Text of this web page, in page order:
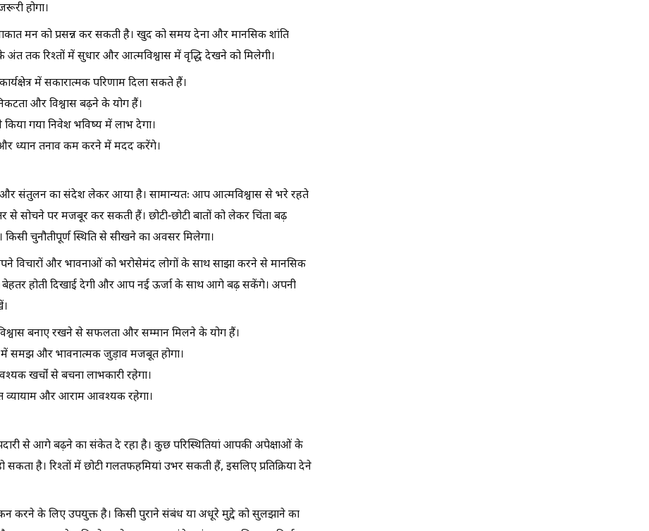
होगा।
मन को प्रसन्न कर सकती है। खुद को समय देना और मानसिक शांति
तक रिश्तों में सुधार और आत्मविश्वास में वृद्धि देखने को मिलेगी।
में सकारात्मक परिणाम दिला सकते हैं।
और विश्वास बढ़ने के योग हैं।
किया गया निवेश भविष्य में लाभ देगा।
और ध्यान तनाव कम करने में मदद करेंगे।
और संतुलन का संदेश लेकर आया है। सामान्यतः आप आत्मविश्वास से भरे रहते
से सोचने पर मजबूर कर सकती हैं। छोटी-छोटी बातों को लेकर चिंता बढ़
चुनौतीपूर्ण स्थिति से सीखने का अवसर मिलेगा।
विचारों और भावनाओं को भरोसेमंद लोगों के साथ साझा करने से मानसिक
बेहतर होती दिखाई देगी और आप नई ऊर्जा के साथ आगे बढ़ सकेंगे। अपनी
बनाए रखने से सफलता और सम्मान मिलने के योग हैं।
में समझ और भावनात्मक जुड़ाव मजबूत होगा।
खर्चों से बचना लाभकारी रहेगा।
व्यायाम और आराम आवश्यक रहेगा।
से आगे बढ़ने का संकेत दे रहा है। कुछ परिस्थितियां आपकी अपेक्षाओं के
है। रिश्तों में छोटी गलतफहमियां उभर सकती हैं, इसलिए प्रतिक्रिया देने
के लिए उपयुक्त है। किसी पुराने संबंध या अधूरे मुद्दे को सुलझाने का